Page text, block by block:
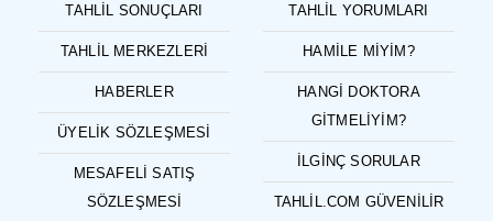
TAHLIL SONUÇLARI
TAHLIL MERKEZLERI
HABERLER
ÜYELIK SÖZLEŞMESI
MESAFELI SATIŞ
SÖZLEŞMESI
TAHLIL YORUMLARI
HAMILE MIYIM?
HANGI DOKTORA
GITMELIYIM?
İLGINÇ SORULAR
TAHLIL.COM GÜVENILIR